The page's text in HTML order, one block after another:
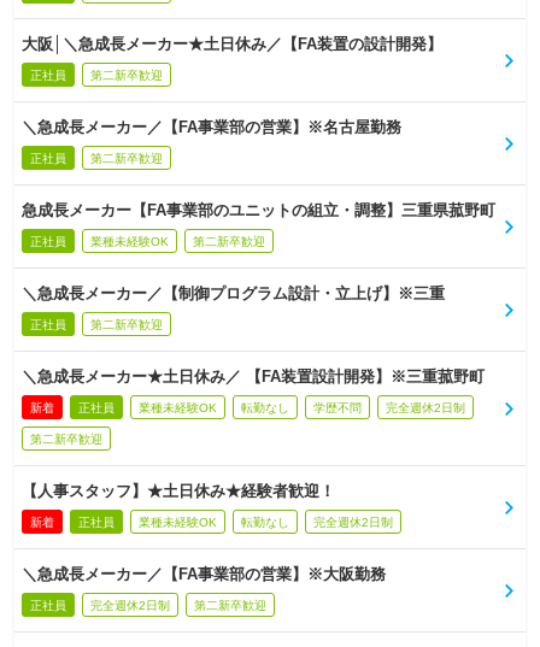
大阪│＼急成長メーカー★土日休み／【FA装置の設計開発】
正社員 第二新卒歓迎
＼急成長メーカー／【FA事業部の営業】※名古屋勤務
正社員 第二新卒歓迎
急成長メーカー【FA事業部のユニットの組立・調整】三重県菰野町
正社員 業種未経験OK 第二新卒歓迎
＼急成長メーカー／【制御プログラム設計・立上げ】※三重
正社員 第二新卒歓迎
＼急成長メーカー★土日休み／ 【FA装置設計開発】※三重菰野町
新着 正社員 業種未経験OK 転勤なし 学歴不問 完全週休2日制
第二新卒歓迎
【人事スタッフ】★土日休み★経験者歓迎！
新着 正社員 業種未経験OK 転勤なし 完全週休2日制
＼急成長メーカー／【FA事業部の営業】※大阪勤務
正社員 完全週休2日制 第二新卒歓迎